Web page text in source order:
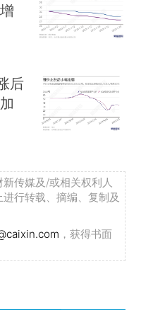
后
传媒及/或相关权利人
行转载、摘编、复制及
，获得书面